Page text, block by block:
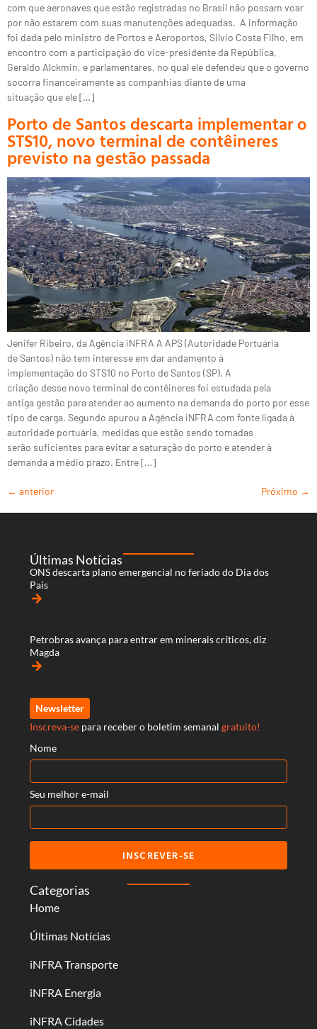
com que aeronaves que estão registradas no Brasil não possam voar
por não estarem com suas manutenções adequadas. A informação
foi dada pelo ministro de Portos e Aeroportos, Silvio Costa Filho, em
encontro com a participação do vice-presidente da República,
Geraldo Alckmin, e parlamentares, no qual ele defendeu que o governo
socorra financeiramente as companhias diante de uma
situação que ele […]
Porto de Santos descarta implementar o
STS10, novo terminal de contêineres
previsto na gestão passada
Jenifer Ribeiro, da Agência iNFRA A APS (Autoridade Portuária
de Santos) não tem interesse em dar andamento à
implementação do STS10 no Porto de Santos (SP). A
criação desse novo terminal de contêineres foi estudada pela
antiga gestão para atender ao aumento na demanda do porto por esse
tipo de carga. Segundo apurou a Agência iNFRA com fonte ligada à
autoridade portuária, medidas que estão sendo tomadas
serão suficientes para evitar a saturação do porto e atender à
demanda a médio prazo. Entre […]
← anterior Próximo →
Categorias
Home
Últimas Notícias
iNFRA Transporte
iNFRA Energia
iNFRA Cidades
Últimas Notícias
ONS descarta plano emergencial no feriado do Dia dos
Pais
arrow_forward
Petrobras avança para entrar em minerais críticos, diz
Magda
arrow_forward
Newsletter
Inscreva-se para receber o boletim semanal gratuito!
Nome
Seu melhor e-mail
INSCREVER-SE